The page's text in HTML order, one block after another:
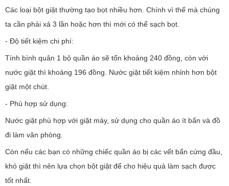
Các loại bột giặt thường tạo bọt nhiều hơn. Chính vì thế mà chúng
ta cần phải xả 3 lần hoặc hơn thì mới có thể sạch bọt.
- Độ tiết kiệm chi phí:
Tính bình quân 1 bộ quần áo sẽ tốn khoảng 240 đồng, còn với
nước giặt thì khoảng 196 đồng. Nước giặt tiết kiệm nhỉnh hơn bột
giặt một chút.
- Phù hợp sử dụng:
Nước giặt phù hợp với giặt máy, sử dụng cho quần áo ít bẩn và đồ
đi làm văn phòng.
Còn nếu các bạn có những chiếc quần áo bị các vết bẩn cứng đầu,
khó giặt thì nên lựa chọn bột giặt để cho hiệu quả làm sạch được
tốt nhất.